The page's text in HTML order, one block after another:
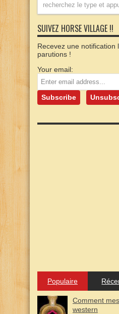
SUIVEZ HORSE VILLAGE !!
Recevez une notification
parutions !
Your email:
Populaire
Comment
western